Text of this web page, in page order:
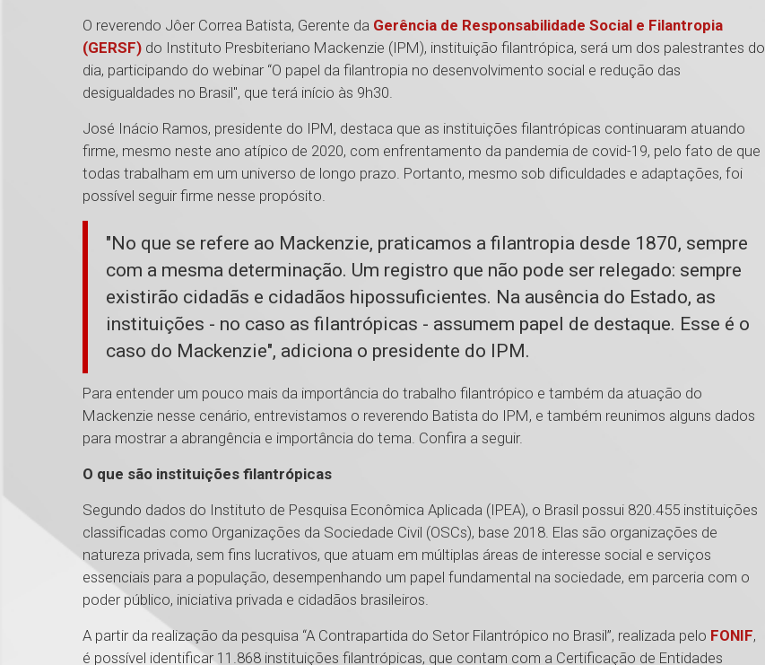
O reverendo Jôer Correa Batista, Gerente da Gerência de Responsabilidade Social e Filantropia
(GERSF) do Instituto Presbiteriano Mackenzie (IPM), instituição filantrópica, será um dos palestrantes do
dia, participando do webinar “O papel da filantropia no desenvolvimento social e redução das
desigualdades no Brasil", que terá início às 9h30.
José Inácio Ramos, presidente do IPM, destaca que as instituições filantrópicas continuaram atuando
firme, mesmo neste ano atípico de 2020, com enfrentamento da pandemia de covid-19, pelo fato de que
todas trabalham em um universo de longo prazo. Portanto, mesmo sob dificuldades e adaptações, foi
possível seguir firme nesse propósito.
"No que se refere ao Mackenzie, praticamos a filantropia desde 1870, sempre
com a mesma determinação. Um registro que não pode ser relegado: sempre
existirão cidadãs e cidadãos hipossuficientes. Na ausência do Estado, as
instituições - no caso as filantrópicas - assumem papel de destaque. Esse é o
caso do Mackenzie", adiciona o presidente do IPM.
Para entender um pouco mais da importância do trabalho filantrópico e também da atuação do
Mackenzie nesse cenário, entrevistamos o reverendo Batista do IPM, e também reunimos alguns dados
para mostrar a abrangência e importância do tema. Confira a seguir.
O que são instituições filantrópicas
Segundo dados do Instituto de Pesquisa Econômica Aplicada (IPEA), o Brasil possui 820.455 instituições
classificadas como Organizações da Sociedade Civil (OSCs), base 2018. Elas são organizações de
natureza privada, sem fins lucrativos, que atuam em múltiplas áreas de interesse social e serviços
essenciais para a população, desempenhando um papel fundamental na sociedade, em parceria com o
poder público, iniciativa privada e cidadãos brasileiros.
A partir da realização da pesquisa “A Contrapartida do Setor Filantrópico no Brasil”, realizada pelo FONIF,
é possível identificar 11.868 instituições filantrópicas, que contam com a Certificação de Entidades